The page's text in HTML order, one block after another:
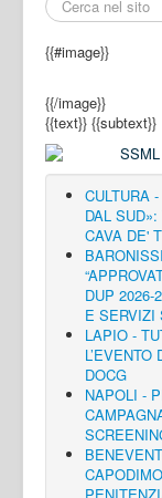
{{#image}}
{{/image}}
{{text}} {{subtext}}
CULTURA
DAL
CAVA DE'
DUP
E SERVIZI
LAPIO -
DOCG
NAPOLI -